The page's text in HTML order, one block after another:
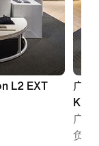
L2 EXT
广东
广东
负一